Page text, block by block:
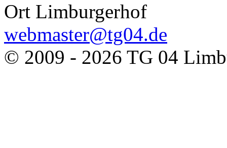
Ort Limburgerhof
webmaster@tg04.de
© 2009 - 2026 TG 04